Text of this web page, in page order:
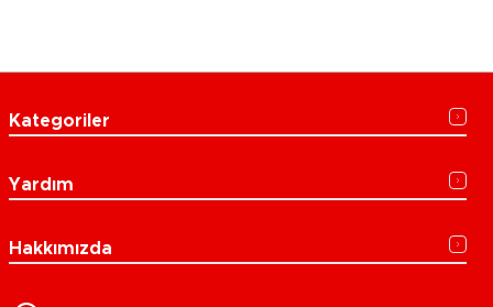
Kategoriler
Yardım
Hakkımızda